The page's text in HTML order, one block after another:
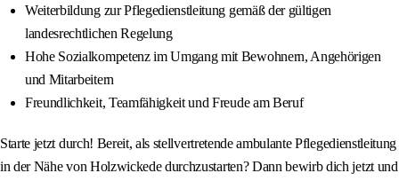
Weiterbildung zur Pflegedienstleitung gemäß der gültigen
landesrechtlichen Regelung
Hohe Sozialkompetenz im Umgang mit Bewohnern, Angehörigen
und Mitarbeitern
Freundlichkeit, Teamfähigkeit und Freude am Beruf
Starte jetzt durch! Bereit, als stellvertretende ambulante Pflegedienstleitung
in der Nähe von Holzwickede durchzustarten? Dann bewirb dich jetzt und